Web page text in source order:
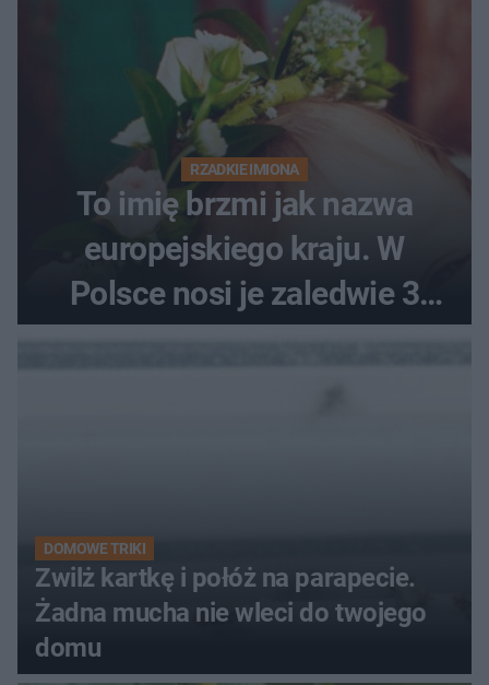
RZADKIE IMIONA
To imię brzmi jak nazwa
europejskiego kraju. W
Polsce nosi je zaledwie 3
kobiety
DOMOWE TRIKI
Zwilż kartkę i połóż na parapecie.
Żadna mucha nie wleci do twojego
domu